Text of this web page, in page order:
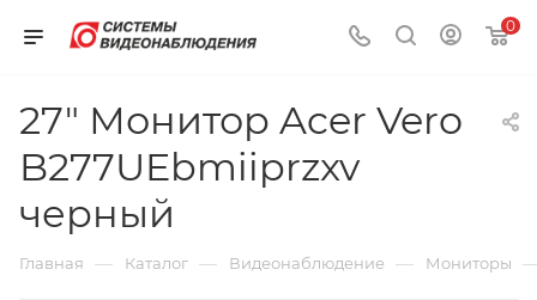
0
27" Монитор Acer Vero
B277UEbmiiprzxv
черный
Главная — Каталог — Видеонаблюдение — Мониторы